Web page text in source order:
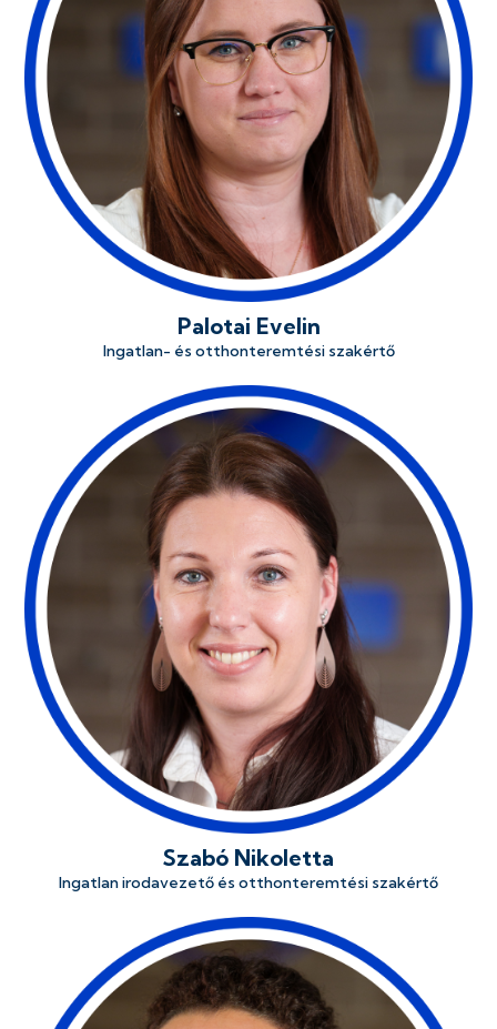
Palotai Evelin
Ingatlan- és otthonteremtési szakértő
Szabó Nikoletta
Ingatlan irodavezető és otthonteremtési szakértő